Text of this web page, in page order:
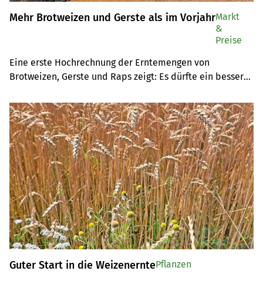
Mehr Brotweizen und Gerste als im Vorjahr
Eine erste Hochrechnung der Erntemengen von
Brotweizen, Gerste und Raps zeigt: Es dürfte ein besseres
Markt
&
Preise
Guter Start in die WeizenerntePflanzen